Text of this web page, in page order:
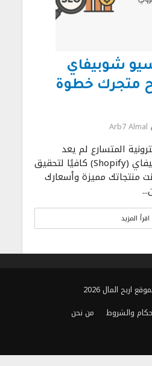
شوبيفاي
متجرك خطوة
Arb7 Almal
المتسارع لم يعد
امتلاك متجر على شوبيفاي (Shopify) كافيًا لتحقيق
منتجاتك مميزة وأسعارك
اقرأ المزيد
المال 2026
والشروط
من نحن